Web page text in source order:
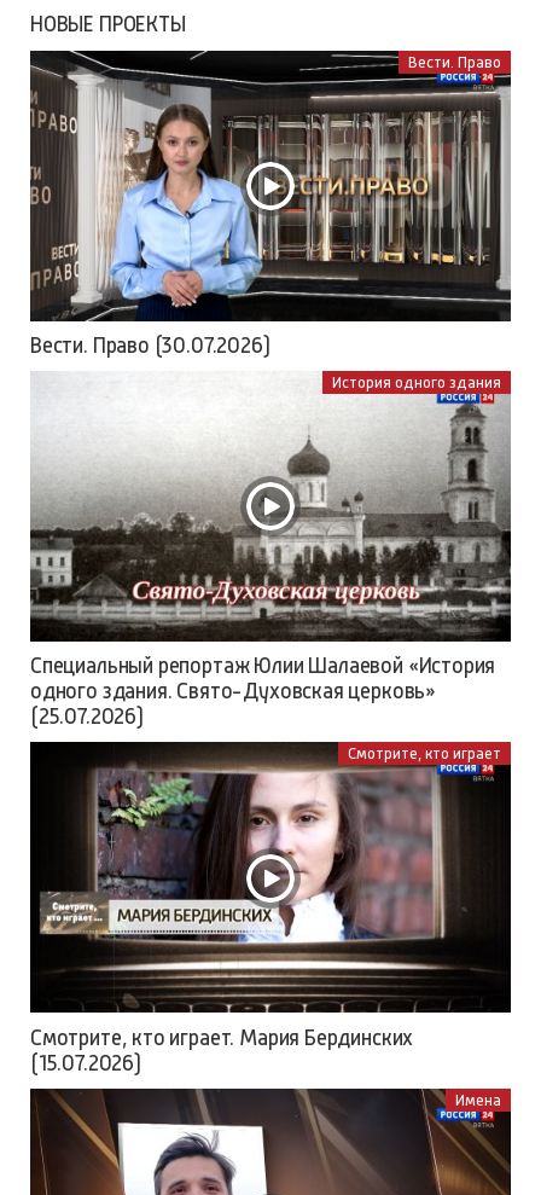
НОВЫЕ ПРОЕКТЫ
Вести. Право
Вести. Право (30.07.2026)
История одного здания
Специальный репортаж Юлии Шалаевой «История
одного здания. Свято-Духовская церковь»
(25.07.2026)
Смотрите, кто играет
Смотрите, кто играет. Мария Бердинских
(15.07.2026)
Имена